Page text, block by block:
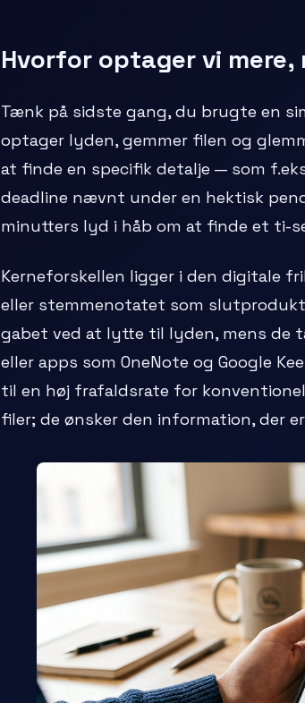
Hvorfor optager vi mere,
Tænk på sidste gang, du brugte en
optager lyden, gemmer filen og
at finde en specifik detalje — som
deadline nævnt under en hektisk
minutters lyd i håb om at finde et ti-
Kerneforskellen ligger i den digitale
eller stemmenotatet som
gabet ved at lytte til lyden, mens de
eller apps som OneNote og Google
til en høj frafaldsrate for
filer; de ønsker den information, der